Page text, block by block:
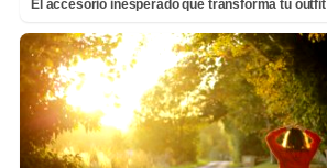
El accesorio inesperado que transforma tu outfit